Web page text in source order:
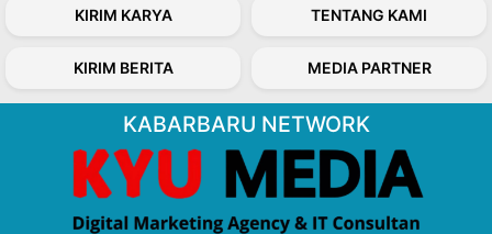
KIRIM KARYA TENTANG KAMI
KIRIM BERITA MEDIA PARTNER
KABARBARU NETWORK